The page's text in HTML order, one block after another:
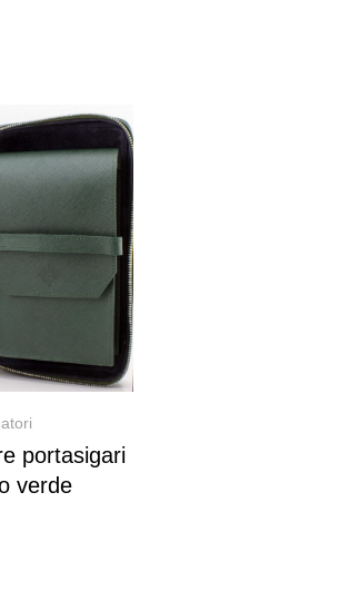
portasigari
verde